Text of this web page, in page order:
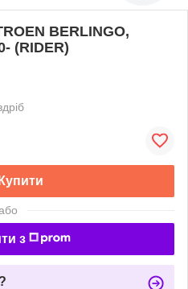
BERLINGO,
(RIDER)
Купити
з